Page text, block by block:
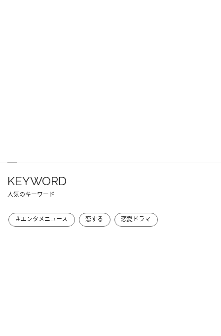
KEYWORD
人気のキーワード
＃エンタメニュース 恋する 恋愛ドラマ